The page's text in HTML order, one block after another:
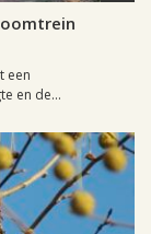
een
en de...